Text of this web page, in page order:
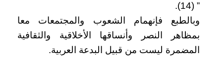
” (14).
وبالطبع فإنهمام الشعوب والمجتمعات معا
بمظاهر النصر وأنساقها الأخلاقية والثقافية
المضمرة ليست من قبيل البدعة العربية.